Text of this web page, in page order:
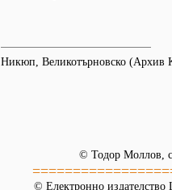
Никюп, Великотърновско
© Тодор Моллов,
© Електронно издателство